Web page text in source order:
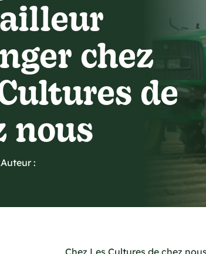
chez
de
nous
Auteur :
Chez Les Cultures de chez